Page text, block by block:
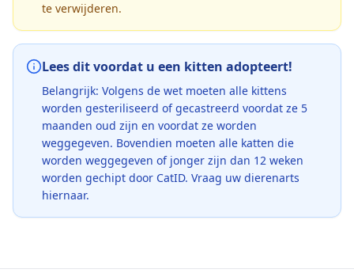
te verwijderen.
Lees dit voordat u een kitten adopteert!
Belangrijk: Volgens de wet moeten alle kittens
worden gesteriliseerd of gecastreerd voordat ze 5
maanden oud zijn en voordat ze worden
weggegeven. Bovendien moeten alle katten die
worden weggegeven of jonger zijn dan 12 weken
worden gechipt door CatID. Vraag uw dierenarts
hiernaar.